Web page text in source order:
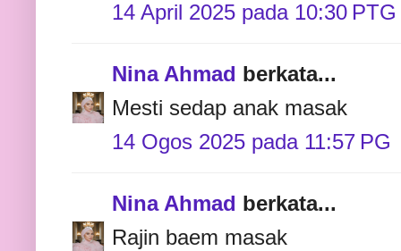
14 April 2025 pada 10:30 PTG
Nina Ahmad
berkata...
Mesti sedap anak masak
14 Ogos 2025 pada 11:57 PG
Nina Ahmad
berkata...
Rajin baem masak